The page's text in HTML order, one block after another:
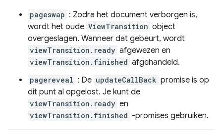
pageswap : Zodra het document verborgen is,
wordt het oude ViewTransition object
overgeslagen. Wanneer dat gebeurt, wordt
viewTransition.ready afgewezen en
viewTransition.finished afgehandeld.
pagereveal : De updateCallBack promise is op
dit punt al opgelost. Je kunt de
viewTransition.ready en
viewTransition.finished -promises gebruiken.